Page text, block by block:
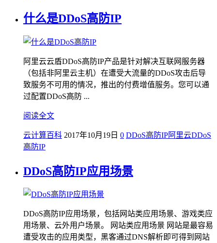
什么是DDoS高防IP
阿里云云盾DDoS高防IP产品是针对解决互联网服务器
（包括非阿里云主机）在遭受大流量的DDoS攻击后导
致服务不可用的情况，推出的付费增值服务。您可以通
过配置DDoS高防 ...
阅读全文
云计算百科 2017年10月19日 0 DDoS高防IP阿里云DDoS
高防IP
DDoS高防IP应用场景
DDoS高防IP应用场景，包括网站类应用场景、游戏类应
用场景、云外用户场景。 网站类应用场景 网站是最容易
遭受攻击的应用类型，黑客通过DNS解析即可得到网站